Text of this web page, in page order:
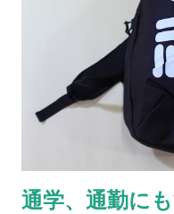
通学、通勤に